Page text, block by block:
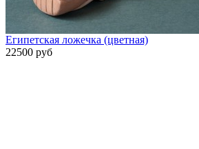
Египетская ложечка (цветная)
22500 руб